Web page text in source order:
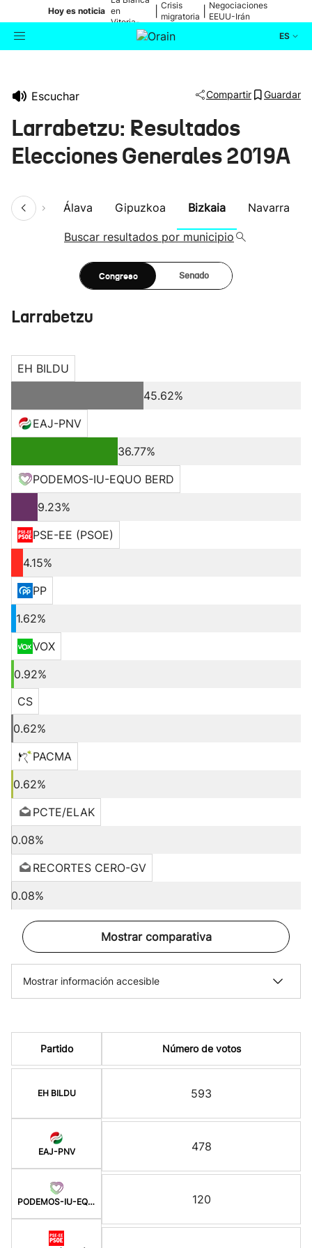
Hoy es noticia en
Vitoria-
Gasteiz
Crisis
migratoria
Negociaciones
EEUU-Irán
ES
Escuchar Compartir Guardar
Larrabetzu: Resultados
Elecciones Generales 2019A
Álava Gipuzkoa Bizkaia Navarra
Buscar resultados por municipio
Congreso Senado
Larrabetzu
EH BILDU
45.62%
EAJ-PNV
36.77%
PODEMOS-IU-EQUO BERD
9.23%
PSE-EE (PSOE)
4.15%
PP
1.62%
VOX
0.92%
CS
0.62%
PACMA
0.62%
PCTE/ELAK
0.08%
RECORTES CERO-GV
0.08%
Mostrar comparativa
Mostrar información accesible
Partido
EH BILDU
EAJ-PNV
PODEMOS-IU-EQUO BERD
Número de votos
593
478
120